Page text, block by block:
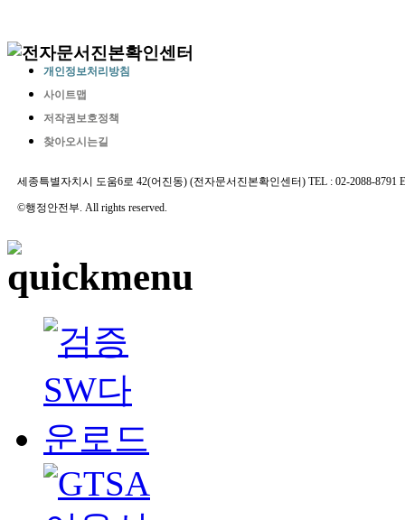
개인정보처리방침
사이트맵
저작권보호정책
찾아오시는길
세종특별자치시 도움6로 42(어진동) (전자문서진본확인센터) TEL : 02-2088-8791
©행정안전부. All rights reserved.